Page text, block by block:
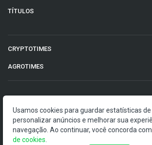
TÍTULOS
CRYPTOTIMES
AGROTIMES
O Money Times publica matérias de cunho
visam a democratização da
publicações devem ser compreendidas
Usamos cookies para guardar estatísticas de
personalizar anúncios e melhorar sua
navegação. Ao continuar, você concorda
de cookies